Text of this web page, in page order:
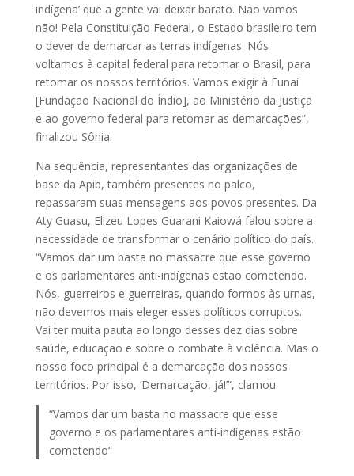
indígena’ que a gente vai deixar barato. Não vamos
não! Pela Constituição Federal, o Estado brasileiro tem
o dever de demarcar as terras indígenas. Nós
voltamos à capital federal para retomar o Brasil, para
retomar os nossos territórios. Vamos exigir à Funai
[Fundação Nacional do Índio], ao Ministério da Justiça
e ao governo federal para retomar as demarcações”,
finalizou Sônia.
Na sequência, representantes das organizações de
base da Apib, também presentes no palco,
repassaram suas mensagens aos povos presentes. Da
Aty Guasu, Elizeu Lopes Guarani Kaiowá falou sobre a
necessidade de transformar o cenário político do país.
“Vamos dar um basta no massacre que esse governo
e os parlamentares anti-indígenas estão cometendo.
Nós, guerreiros e guerreiras, quando formos às urnas,
não devemos mais eleger esses políticos corruptos.
Vai ter muita pauta ao longo desses dez dias sobre
saúde, educação e sobre o combate à violência. Mas o
nosso foco principal é a demarcação dos nossos
territórios. Por isso, ‘Demarcação, já!’”, clamou.
“Vamos dar um basta no massacre que esse
governo e os parlamentares anti-indígenas estão
cometendo“